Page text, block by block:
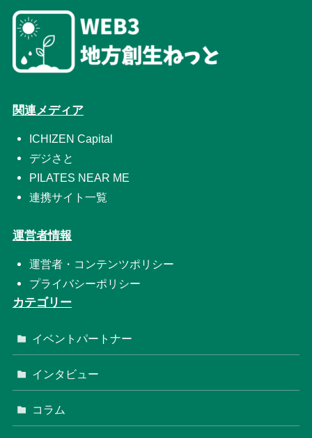
関連メディア
ICHIZEN Capital
デジさと
PILATES NEAR ME
連携サイト一覧
運営者情報
運営者・コンテンツポリシー
プライバシーポリシー
カテゴリー
イベントパートナー
インタビュー
コラム